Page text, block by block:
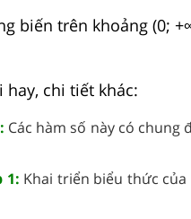
biến trên khoảng (0;
hay, chi tiết khác:
Các hàm số này có chung
1: Khai triển biểu thức của